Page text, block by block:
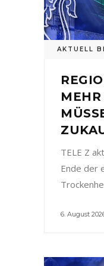
AKTUELL
TELE Z
Ende der
6. August